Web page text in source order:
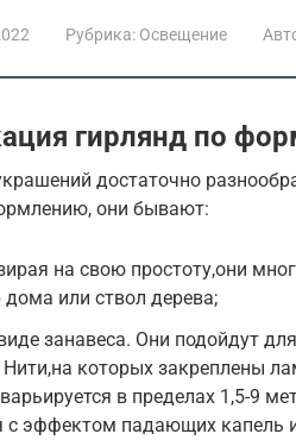
Рубрика: Освещение
гирлянд по
достаточно
они бывают:
на свою простоту,они
дома или ствол дерева;
занавеса. Они подойдут
которых закреплены
в пределах 1,5-9
с эффектом падающих капель